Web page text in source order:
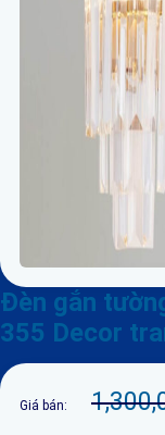
Đèn gắn
355 Decor
Giá bán: